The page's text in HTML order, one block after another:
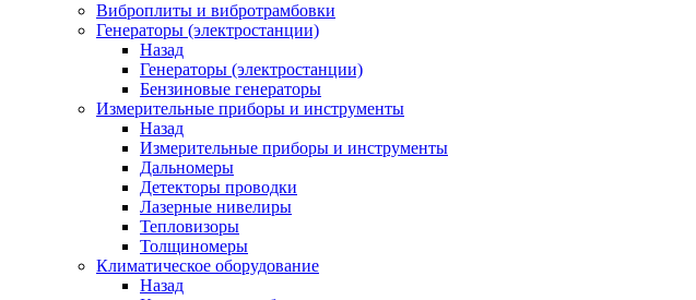
Виброплиты и вибротрамбовки
Генераторы (электростанции)
Назад
Генераторы (электростанции)
Бензиновые генераторы
Измерительные приборы и инструменты
Назад
Измерительные приборы и инструменты
Дальномеры
Детекторы проводки
Лазерные нивелиры
Тепловизоры
Толщиномеры
Климатическое оборудование
Назад